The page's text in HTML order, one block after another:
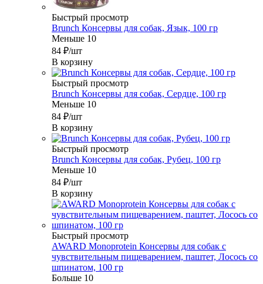
Быстрый просмотр
Brunch Консервы для собак, Язык, 100 гр
Меньше 10
84 ₽/шт
В корзину
Быстрый просмотр
Brunch Консервы для собак, Сердце, 100 гр
Меньше 10
84 ₽/шт
В корзину
Быстрый просмотр
Brunch Консервы для собак, Рубец, 100 гр
Меньше 10
84 ₽/шт
В корзину
Быстрый просмотр
AWARD Monoprotein Консервы для собак с
чувствительным пищеварением, паштет, Лосось со
шпинатом, 100 гр
Больше 10